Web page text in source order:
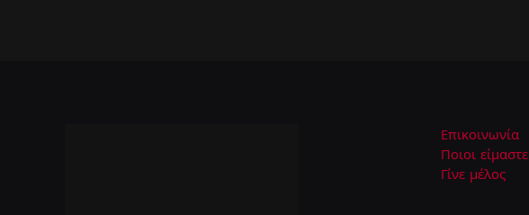
Επικοινωνία
Ποιοι είμαστε
Γίνε μέλος